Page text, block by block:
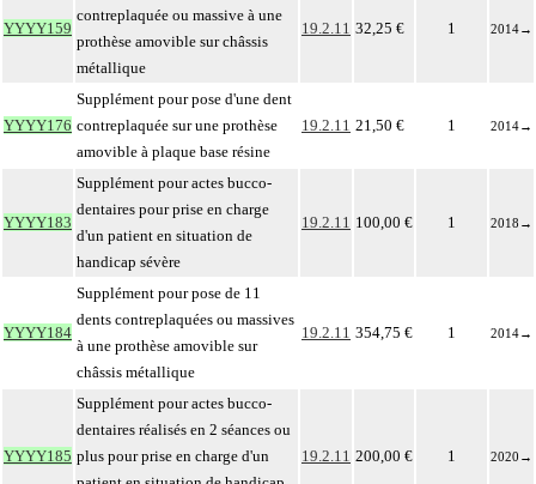
YYYY159
contreplaquée ou massive à une
prothèse amovible sur châssis
métallique
19.2.11 32,25 € 1 2014→
YYYY176
Supplément pour pose d'une dent
contreplaquée sur une prothèse
amovible à plaque base résine
19.2.11 21,50 € 1 2014→
YYYY183
Supplément pour actes bucco-
dentaires pour prise en charge
d'un patient en situation de
handicap sévère
19.2.11 100,00 € 1 2018 →
YYYY184
Supplément pour pose de 11
dents contreplaquées ou massives
à une prothèse amovible sur
châssis métallique
19.2.11 354,75 € 1 2014→
YYYY185
Supplément pour actes bucco-
dentaires réalisés en 2 séances ou
plus pour prise en charge d'un
19.2.11 200,00 € 1 2020 →